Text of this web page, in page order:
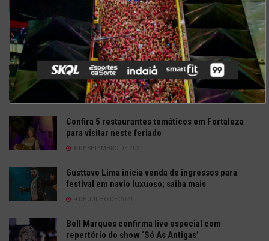
TRENDING COMMENTS RECENTES
Confira a programação completa do São João de
Maracanaú 2022
19 DE JULHO DE 2022
Confira 5 restaurantes temáticos em Fortaleza
para visitar neste feriado
6 DE SETEMBRO DE 2021
Gusttavo Lima inicia venda de ingressos para
festival em navio luxuoso; saiba mais
9 DE JULHO DE 2021
Bell Marques confirma live especial com
repertório do show ‘Só As Antigas’